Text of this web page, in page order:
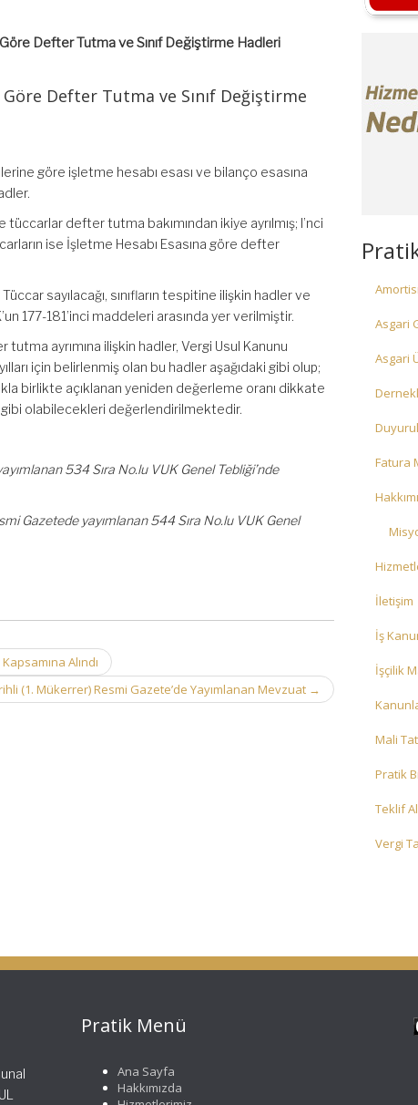
Defter Tutma ve Sınıf Değiştirme Hadleri
Defter Tutma ve Sınıf Değiştirme
göre işletme hesabı esası ve bilanço esasına
tüccarlar defter tutma bakımından ikiye ayrılmış; I’nci
ise İşletme Hesabı Esasına göre defter
Tüccar sayılacağı, sınıfların tespitine ilişkin hadler ve
177-181’inci maddeleri arasında yer verilmiştir.
ayrımına ilişkin hadler, Vergi Usul Kanunu
için belirlenmiş olan bu hadler aşağıdaki gibi olup;
birlikte açıklanan yeniden değerleme oranı dikkate
gibi olabilecekleri değerlendirilmektedir.
534 Sıra No.lu VUK Genel Tebliği’nde
Gazetede yayımlanan 544 Sıra No.lu VUK Genel
Alındı
(1. Mükerrer) Resmi Gazete’de Yayımlanan Mevzuat →
Asgari
Asgari
Fatura
İletişim
İş
İşçilik
Mali
Pratik
Teklif Al
Vergi
Pratik Menü
Ana Sayfa
Hakkımızda